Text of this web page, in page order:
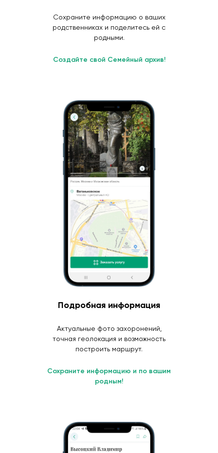
Сохраните информацию о ваших
родственниках и поделитесь ей с
родными.
Создайте свой Семейный архив!
Подробная информация
Актуальные фото захоронений,
точная геолокация и возможность
построить маршрут.
Сохраните информацию и по вашим
родным!